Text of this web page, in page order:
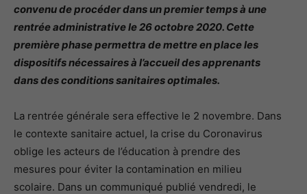
convenu de procéder dans un premier temps à une
rentrée administrative le 26 octobre 2020. Cette
première phase permettra de mettre en place les
dispositifs nécessaires à l’accueil des apprenants
dans des conditions sanitaires optimales.
La rentrée générale sera effective le 2 novembre. Dans
le contexte sanitaire actuel, la crise du Coronavirus
oblige les acteurs de l’éducation à prendre des
mesures pour éviter la contamination en milieu
scolaire. Dans un communiqué publié vendredi, le